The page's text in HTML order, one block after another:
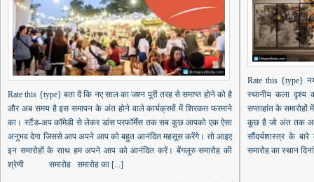
Rate this {type} बता दें कि नए साल का जश्न पूरी तरह से समाप्त होने को है
और अब समय है इस समापन के अंत होने वाले कार्यक्रमों में शिरकत फरमाने
का। स्टैंड-अप कॉमेडी से लेकर डांस परफॉर्मेंस तक सब कुछ आपको एक ऐसा
अनुभव देगा जिससे आप अपने आप को बहुत आनंदित महसूस करेंगे। तो आइए
इन समारोहों के साथ हम अपने आप को आनंदित करें। बेंगलुरु समारोह की
श्रेणी समारोह समारोह का [...]
Rate this {type}
स्थानीय कला दृश्य
सप्ताहांत के
कुछ है जो अंत तक
सौंदर्यशास्त्र के
समारोह का स्थान